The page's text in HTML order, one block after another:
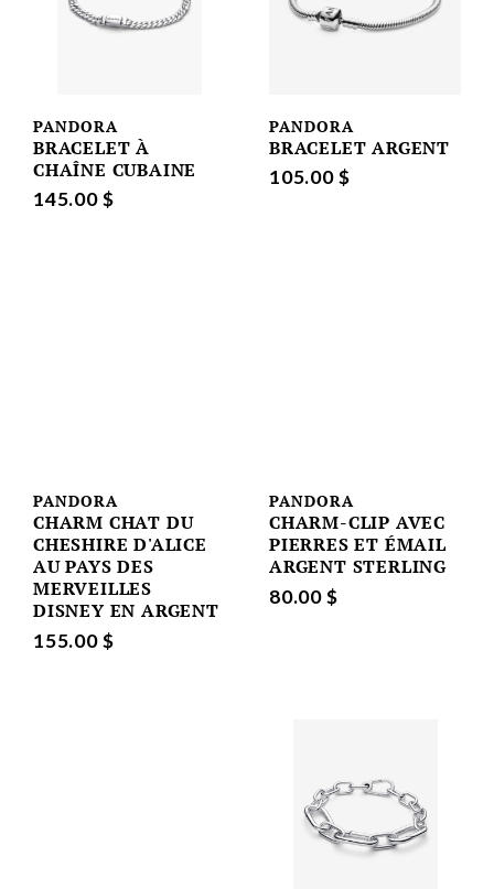
PANDORA
BRACELET À
CHAÎNE CUBAINE
145.00 $
PANDORA
BRACELET ARGENT
105.00 $
PANDORA
CHARM CHAT DU
CHESHIRE D'ALICE
AU PAYS DES
MERVEILLES
DISNEY EN ARGENT
155.00 $
PANDORA
CHARM-CLIP AVEC
PIERRES ET ÉMAIL
ARGENT STERLING
80.00 $